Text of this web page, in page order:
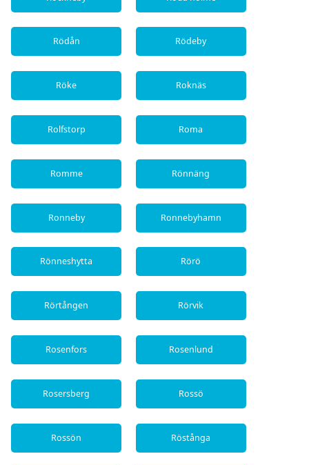
Rödån Rödeby
Röke Roknäs
Rolfstorp Roma
Romme Rönnäng
Ronneby Ronnebyhamn
Rönneshytta Rörö
Rörtången Rörvik
Rosenfors Rosenlund
Rosersberg Rossö
Rossön Röstånga